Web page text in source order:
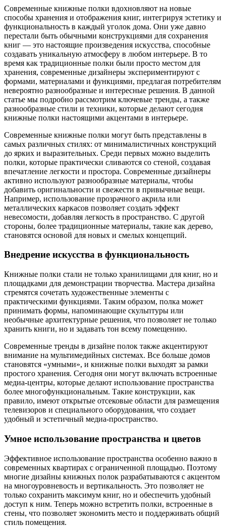
Современные книжные полки вдохновляют на новые
способы хранения и отображения книг, интегрируя эстетику и
функциональность в каждый уголок дома. Они уже давно
перестали быть обычными конструкциями для сохранения
книг — это настоящие произведения искусства, способные
создавать уникальную атмосферу в любом интерьере. В то
время как традиционные полки были просто местом для
хранения, современные дизайнеры экспериментируют с
формами, материалами и функциями, предлагая потребителям
невероятно разнообразные и интересные решения. В данной
статье мы подробно рассмотрим ключевые тренды, а также
разнообразные стили и техники, которые делают сегодня
книжные полки настоящими акцентами в интерьере.
Современные книжные полки могут быть представлены в
самых различных стилях: от минималистичных конструкций
до ярких и выразительных. Среди первых можно выделить
полки, которые практически сливаются со стеной, создавая
впечатление легкости и простора. Современные дизайнеры
активно используют разнообразные материалы, чтобы
добавить оригинальности и свежести в привычные вещи.
Например, использование прозрачного акрила или
металлических каркасов позволяет создать эффект
невесомости, добавляя легкость в пространство. С другой
стороны, более традиционные материалы, такие как дерево,
становятся основой для новых и смелых концепций.
Внедрение искусства в функциональность
Книжные полки стали не только хранилищами для книг, но и
площадками для демонстрации творчества. Мастера дизайна
стремятся сочетать художественные элементы с
практическими функциями. Таким образом, полка может
принимать формы, напоминающие скульптуры или
необычные архитектурные решения, что позволяет не только
хранить книги, но и задавать тон всему помещению.
Современные тренды в дизайне полок также акцентируют
внимание на мультимедийных системах. Все больше домов
становятся «умными», и книжные полки выходят за рамки
простого хранения. Сегодня они могут включать встроенные
медиа-центры, которые делают использование пространства
более многофункциональным. Такие конструкции, как
правило, имеют открытые отсековые области для размещения
телевизоров и специального оборудования, что создает
удобный и эстетичный медиа-пространство.
Умное использование пространства и цветов
Эффективное использование пространства особенно важно в
современных квартирах с ограниченной площадью. Поэтому
многие дизайны книжных полок разрабатываются с акцентом
на многоуровневость и вертикальность. Это позволяет не
только сохранить максимум книг, но и обеспечить удобный
доступ к ним. Теперь можно встретить полки, встроенные в
стены, что позволяет экономить место и поддерживать общий
стиль помещения.